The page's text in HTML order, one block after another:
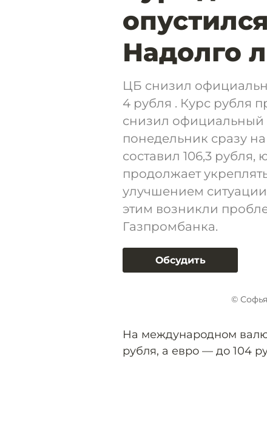
Надолго
ЦБ снизил
4 рубля . Курс рубля
снизил официальный
понедельник сразу
составил 106,3 рубля,
продолжает
улучшением
этим возникли
Газпромбанка.
Обсудить
©
На международном
рубля, а евро — до 104